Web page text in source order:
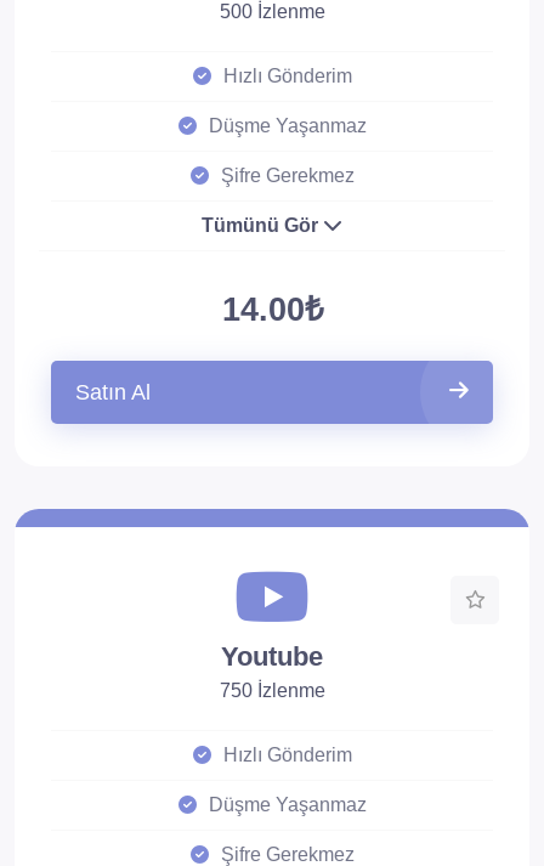
500 İzlenme
Hızlı Gönderim
Düşme Yaşanmaz
Şifre Gerekmez
Tümünü Gör
14.00₺
Satın Al
Youtube
750 İzlenme
Hızlı Gönderim
Düşme Yaşanmaz
Şifre Gerekmez